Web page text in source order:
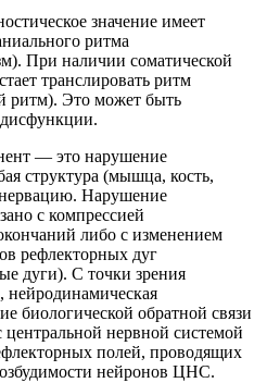
значение имеет
ритма
При наличии соматической
транслировать ритм
ритм). Это может быть
— это нарушение
структура (мышца, кость,
Нарушение
с компрессией
либо с изменением
рефлекторных дуг
дуги). С точки зрения
нейродинамическая
биологической обратной связи
нервной системой
полей, проводящих
нейронов ЦНС.